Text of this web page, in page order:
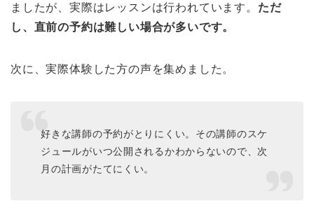
ましたが、実際はレッスンは行われています。 ただ
し、直前の予約は難しい場合が多いです。
次に、実際体験した方の声を集めました。
好きな講師の予約がとりにくい。その講師のスケ
ジュールがいつ公開されるかわからないので、次
月の計画がたてにくい。